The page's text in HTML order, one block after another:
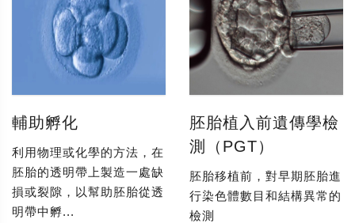
輔助孵化
利用物理或化學的方法，在
胚胎的透明帶上製造一處缺
損或裂隙，以幫助胚胎從透
明帶中孵...
胚胎植入前遺傳學檢
測（PGT）
胚胎移植前，對早期胚胎進
行染色體數目和結構異常的
檢測